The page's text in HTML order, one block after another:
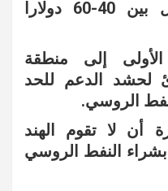
النطاق السعري المحتمل بين 40-60 دولارا
إلى منطقة
لحشد الدعم للحد
الروسي.
أن لا تقوم الهند
النفط الروسي